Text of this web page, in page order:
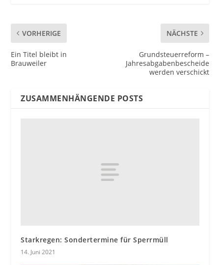
VORHERIGE
Ein Titel bleibt in
Brauweiler
NÄCHSTE
Grundsteuerreform –
Jahresabgabenbescheide
werden verschickt
ZUSAMMENHÄNGENDE POSTS
Starkregen: Sondertermine für Sperrmüll
14. Juni 2021